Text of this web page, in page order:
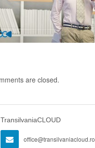
are closed.
TransilvaniaCLOUD
office@transilvaniacloud.ro